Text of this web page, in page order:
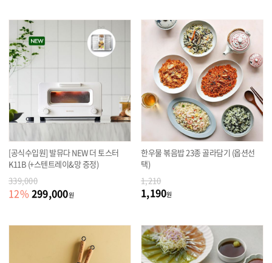
[공식수입원] 발뮤다 NEW 더 토스터
K11B (+스텐트레이&망 증정)
339,000
12% 299,000원
한우물 볶음밥 23종 골라담기 (옵션선
택)
1,210
1,190원